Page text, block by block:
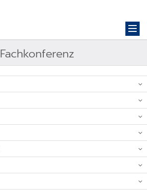
Fachkonferenz